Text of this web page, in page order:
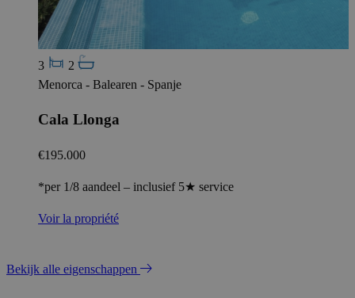
3
2
Menorca - Balearen - Spanje
Cala Llonga
€195.000
*per 1/8 aandeel – inclusief 5★ service
Voir la propriété
Bekijk alle eigenschappen